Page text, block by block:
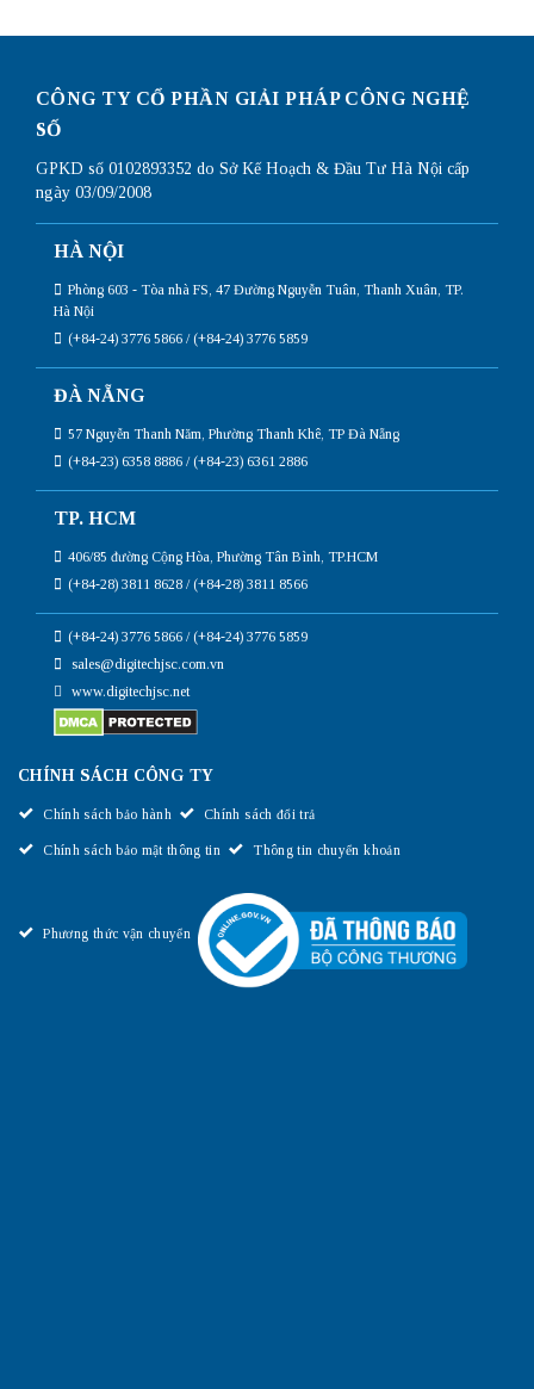
CÔNG TY CỔ PHẦN GIẢI PHÁP CÔNG NGHỆ
SỐ
GPKD số 0102893352 do Sở Kế Hoạch & Đầu Tư Hà Nội cấp
ngày 03/09/2008
HÀ NỘI
Phòng 603 - Tòa nhà FS, 47 Đường Nguyễn Tuân, Thanh Xuân, TP.
Hà Nội
(+84-24) 3776 5866 / (+84-24) 3776 5859
ĐÀ NẴNG
57 Nguyễn Thanh Năm, Phường Thanh Khê, TP Đà Nẵng
(+84-23) 6358 8886 / (+84-23) 6361 2886
TP. HCM
406/85 đường Cộng Hòa, Phường Tân Bình, TP.HCM
(+84-28) 3811 8628 / (+84-28) 3811 8566
(+84-24) 3776 5866 / (+84-24) 3776 5859
sales@digitechjsc.com.vn
www.digitechjsc.net
CHÍNH SÁCH CÔNG TY
Chính sách bảo hành Chính sách đổi trả
Chính sách bảo mật thông tin Thông tin chuyển khoản
Phương thức vận chuyển